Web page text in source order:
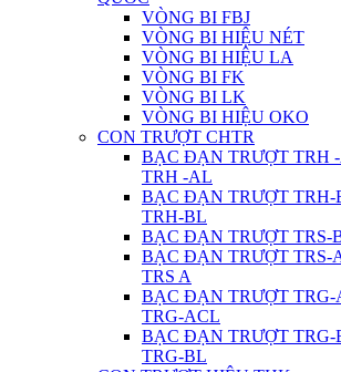
VÒNG BI FBJ
VÒNG BI HIỆU NÉT
VÒNG BI HIỆU LA
VÒNG BI FK
VÒNG BI LK
VÒNG BI HIỆU OKO
CON TRƯỢT CHTR
BẠC ĐẠN TRƯỢT TRH
TRH -AL
BẠC ĐẠN TRƯỢT TRH-
TRH-BL
BẠC ĐẠN TRƯỢT TRS-
BẠC ĐẠN TRƯỢT TRS-
TRS A
BẠC ĐẠN TRƯỢT TRG-
TRG-ACL
BẠC ĐẠN TRƯỢT TRG-
TRG-BL